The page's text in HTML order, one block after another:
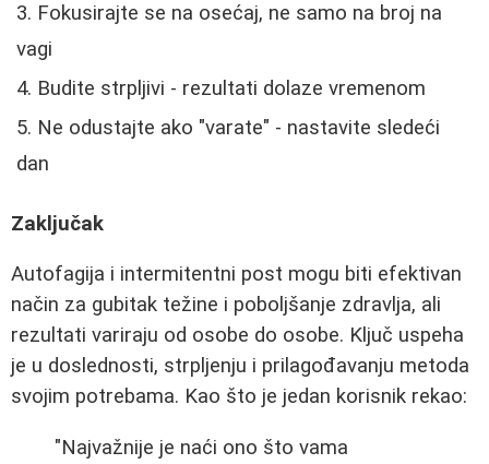
Fokusirajte se na osećaj, ne samo na broj na
vagi
Budite strpljivi - rezultati dolaze vremenom
Ne odustajte ako "varate" - nastavite sledeći
dan
Zaključak
Autofagija i intermitentni post mogu biti efektivan
način za gubitak težine i poboljšanje zdravlja, ali
rezultati variraju od osobe do osobe. Ključ uspeha
je u doslednosti, strpljenju i prilagođavanju metoda
svojim potrebama. Kao što je jedan korisnik rekao:
"Najvažnije je naći ono što vama